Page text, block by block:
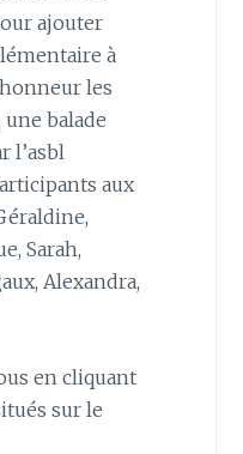
ajouter
à
les
balade
l’asbl
aux
Sarah,
Alexandra,
en cliquant
sur le